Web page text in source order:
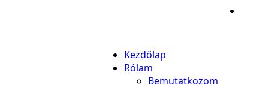
Kezdőlap
Rólam
Bemutatkozom